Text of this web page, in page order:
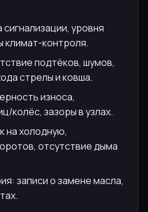
уровня
климат-контроля.
подтёков, шумов,
стрелы и ковша.
износа,
колёс, зазоры в узлах.
на холодную,
отсутствие дыма
записи о замене масла,